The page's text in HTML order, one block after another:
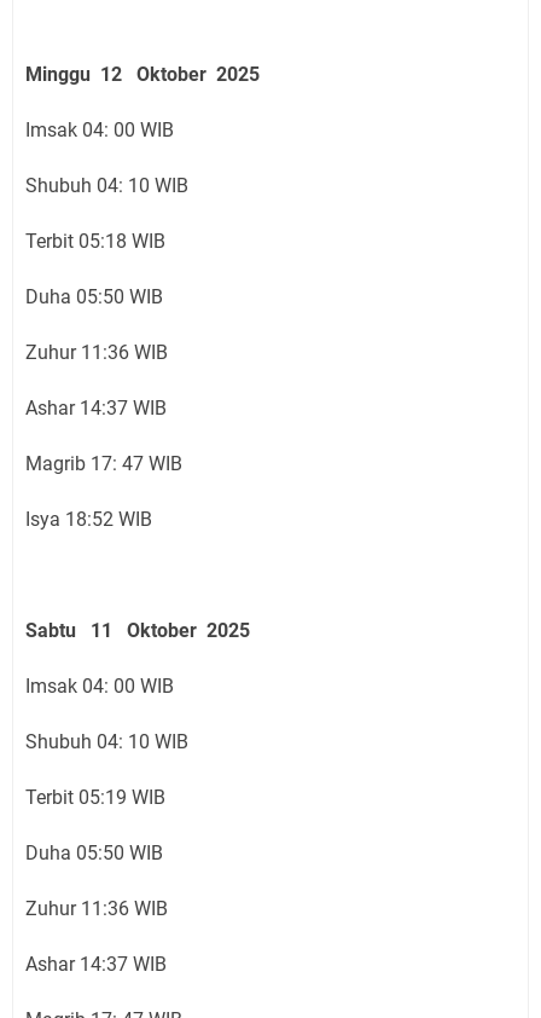
Minggu 12 Oktober 2025
Imsak 04: 00 WIB
Shubuh 04: 10 WIB
Terbit 05:18 WIB
Duha 05:50 WIB
Zuhur 11:36 WIB
Ashar 14:37 WIB
Magrib 17: 47 WIB
Isya 18:52 WIB
Sabtu 11 Oktober 2025
Imsak 04: 00 WIB
Shubuh 04: 10 WIB
Terbit 05:19 WIB
Duha 05:50 WIB
Zuhur 11:36 WIB
Ashar 14:37 WIB